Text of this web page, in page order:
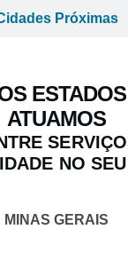
Próximas
ATUAMOS
NO
MINAS GERAIS